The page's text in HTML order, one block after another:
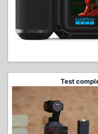
Test